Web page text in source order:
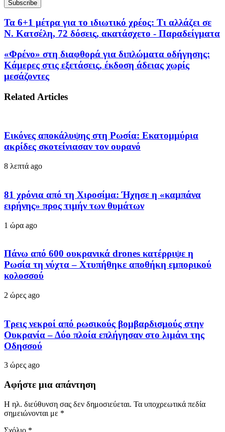
Τα 6+1 μέτρα για το ιδιωτικό χρέος: Τι αλλάζει σε
Ν. Κατσέλη, 72 δόσεις, ακατάσχετο - Παραδείγματα
«Φρένο» στη διαφθορά για διπλώματα οδήγησης:
Κάμερες στις εξετάσεις, έκδοση άδειας χωρίς
μεσάζοντες
Related Articles
Εικόνες αποκάλυψης στη Ρωσία: Εκατομμύρια
ακρίδες σκοτείνιασαν τον ουρανό
8 λεπτά ago
81 χρόνια από τη Χιροσίμα: Ήχησε η «καμπάνα
ειρήνης» προς τιμήν των θυμάτων
1 ώρα ago
Πάνω από 600 ουκρανικά drones κατέρριψε η
Ρωσία τη νύχτα – Χτυπήθηκε αποθήκη εμπορικού
κολοσσού
2 ώρες ago
Τρεις νεκροί από ρωσικούς βομβαρδισμούς στην
Ουκρανία – Δύο πλοία επλήγησαν στο λιμάνι της
Οδησσού
3 ώρες ago
Αφήστε μια απάντηση
Η ηλ. διεύθυνση σας δεν δημοσιεύεται. Τα υποχρεωτικά πεδία
σημειώνονται με *
Σχόλιο *